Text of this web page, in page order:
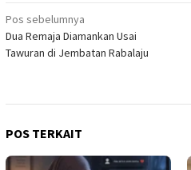
Navigasi
pos
Pos sebelumnya
Dua Remaja Diamankan Usai
Tawuran di Jembatan Rabalaju
POS TERKAIT